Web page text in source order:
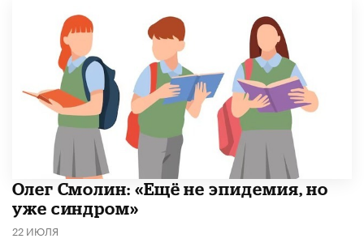
​Олег Смолин: «Ещё не эпидемия, но
уже синдром»
22 ИЮЛЯ